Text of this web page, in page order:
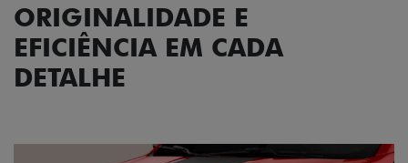
ORIGINALIDADE E
EFICIÊNCIA EM CADA
DETALHE